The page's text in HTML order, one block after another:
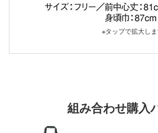
※タップで拡大し
組み合わせ購入